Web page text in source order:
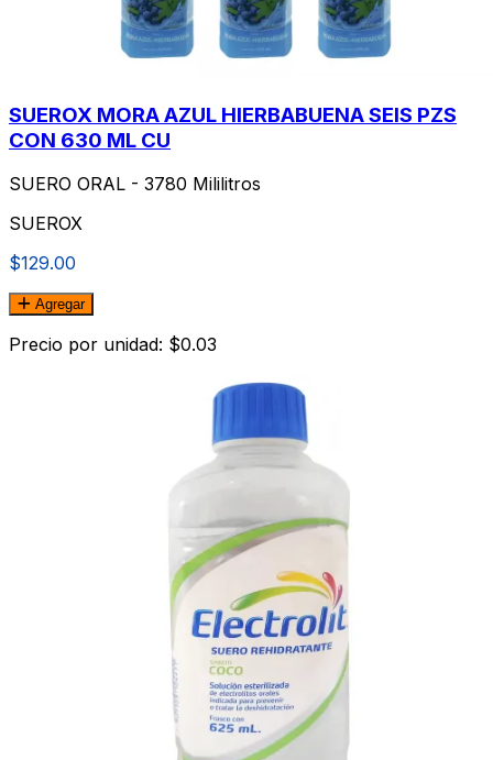
SUEROX MORA AZUL HIERBABUENA SEIS PZS
CON 630 ML CU
SUERO ORAL - 3780 Mililitros
SUEROX
$129.00
Agregar
Precio por unidad: $0.03